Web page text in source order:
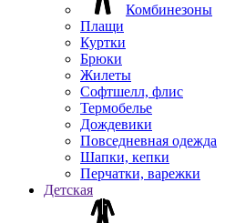
Комбинезоны
Плащи
Куртки
Брюки
Жилеты
Софтшелл, флис
Термобелье
Дождевики
Повседневная одежда
Шапки, кепки
Перчатки, варежки
Детская